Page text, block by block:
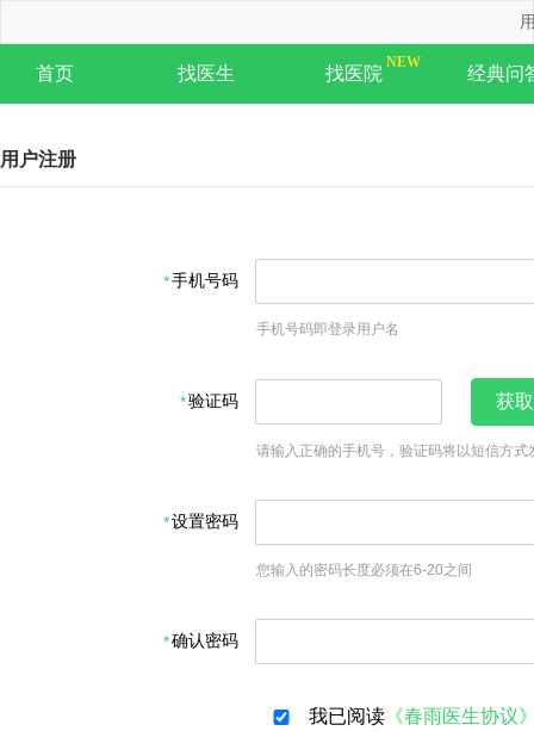
首页 找医生 找医院 经典问
用户注册
手机号码
手机号码即登录用户名
验证码 获
请输入正确的手机号，验证码将以短信方式
设置密码
您输入的密码长度必须在6-20之间
确认密码
我已阅读 《春雨医生协议